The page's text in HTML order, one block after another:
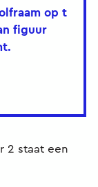
op t
figuur
2 staat een